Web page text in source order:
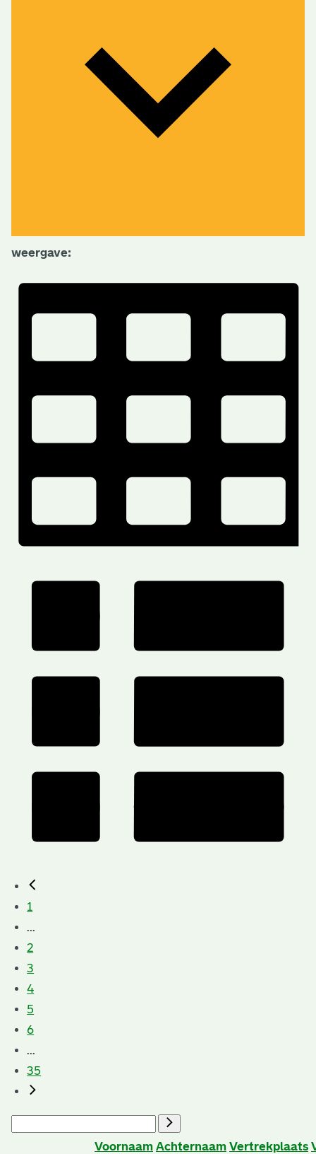
weergave:
1
...
2
3
4
5
6
...
35
Voornaam Achternaam Vertrekplaats